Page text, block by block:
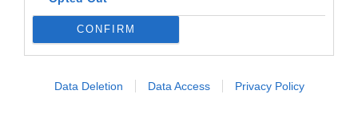
CONFIRM
Data Deletion Data Access Privacy Policy